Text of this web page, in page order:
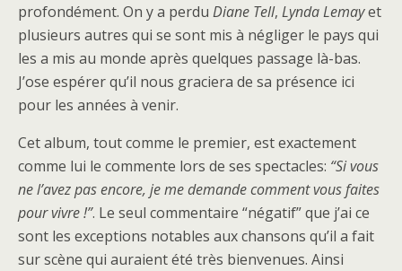
profondément. On y a perdu Diane Tell, Lynda Lemayet
plusieurs autres qui se sont mis à négliger le pays qui
les a mis au monde après quelques passage là-bas.
J’ose espérer qu’il nous graciera de sa présence ici
pour les années à venir.
Cet album, tout comme le premier, est exactement
comme lui le commente lors de ses spectacles: “Si vous
ne l’avez pas encore, je me demande comment vous faites
pour vivre !”. Le seul commentaire “négatif” que j’ai ce
sont les exceptions notables aux chansons qu’il a fait
sur scène qui auraient été très bienvenues. Ainsi